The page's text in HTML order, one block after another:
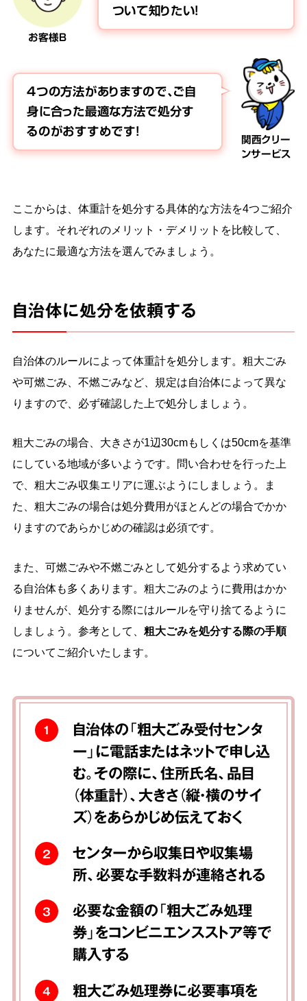
お客様B
ついて知りたい！
関西クリー
ンサービス
4つの方法がありますので、ご自
身に合った最適な方法で処分す
るのがおすすめです！
ここからは、体重計を処分する具体的な方法を4つご紹介
します。それぞれのメリット・デメリットを比較して、
あなたに最適な方法を選んでみましょう。
自治体に処分を依頼する
自治体のルールによって体重計を処分します。粗大ごみ
や可燃ごみ、不燃ごみなど、規定は自治体によって異な
りますので、必ず確認した上で処分しましょう。
粗大ごみの場合、大きさが1辺30cmもしくは50cmを基準
にしている地域が多いようです。問い合わせを行った上
で、粗大ごみ収集エリアに運ぶようにしましょう。ま
た、粗大ごみの場合は処分費用がほとんどの場合でかか
りますのであらかじめの確認は必須です。
また、可燃ごみや不燃ごみとして処分するよう求めてい
る自治体も多くあります。粗大ごみのように費用はかか
りませんが、処分する際にはルールを守り捨てるように
しましょう。 参考として、 粗大ごみを処分する際の手順
についてご紹介いたします。
1
自治体の「粗大ごみ受付センタ
ー」に電話またはネットで申し込
む。その際に、住所氏名、品目
（体重計）、大きさ（縦・横のサイ
ズ）をあらかじめ伝えておく
2
センターから収集日や収集場
所、必要な手数料が連絡される
3
必要な金額の「粗大ごみ処理
券」をコンビニエンスストア等で
購入する
4
粗大ごみ処理券に必要事項を